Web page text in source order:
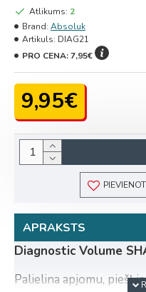
9,95€
Atlikums: 2
Brand: Absoluk
Artikuls: DIAG21
PRO CENA:7,95€
APRAKSTS
Diagnostic Volume
Palielina apjomu,